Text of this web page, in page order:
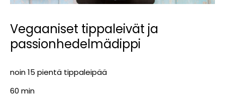
Vegaaniset tippaleivät ja
passionhedelmädippi
noin 15 pientä tippaleipää
60 min